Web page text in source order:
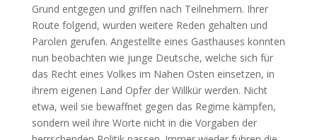
Grund entgegen und griffen nach Teilnehmern. Ihrer
Route folgend, wurden weitere Reden gehalten und
Parolen gerufen. Angestellte eines Gasthauses konnten
nun beobachten wie junge Deutsche, welche sich für
das Recht eines Volkes im Nahen Osten einsetzen, in
ihrem eigenen Land Opfer der Willkür werden. Nicht
etwa, weil sie bewaffnet gegen das Regime kämpfen,
sondern weil ihre Worte nicht in die Vorgaben der